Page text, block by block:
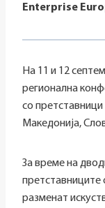
Enterprise
На 11 и 12
регионална
со
Македонија,
За време на
разменат